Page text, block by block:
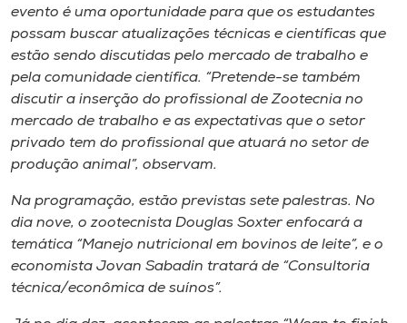
Museu
Unoesc
Store
Selecione
o idioma
A+
evento é uma oportunidade para que os estudantes
possam buscar atualizações técnicas e científicas que
estão sendo discutidas pelo mercado de trabalho e
pela comunidade científica. “Pretende-se também
discutir a inserção do profissional de Zootecnia no
mercado de trabalho e as expectativas que o setor
privado tem do profissional que atuará no setor de
produção animal”, observam.
Na programação, estão previstas sete palestras. No
dia nove, o zootecnista Douglas Soxter enfocará a
temática “Manejo nutricional em bovinos de leite”, e o
economista Jovan Sabadin tratará de “Consultoria
técnica/econômica de suínos”.